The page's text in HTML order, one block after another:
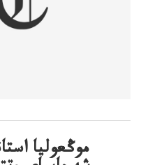
موڭعوليا